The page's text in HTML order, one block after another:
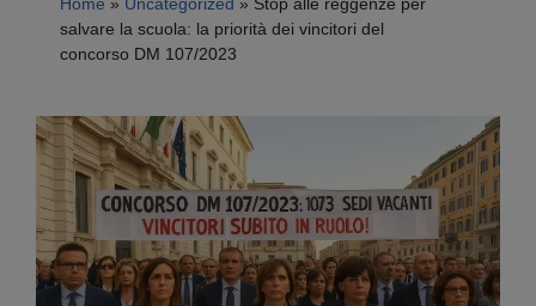
salvare la scuola: la priorità dei vincitori del
concorso DM 107/2023